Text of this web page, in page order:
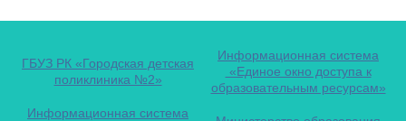
ГБУЗ РК «Городская детская
поликлиника №2»
Информационная система
«Единое окно доступа к
образовательным ресурсам»
Информационная система